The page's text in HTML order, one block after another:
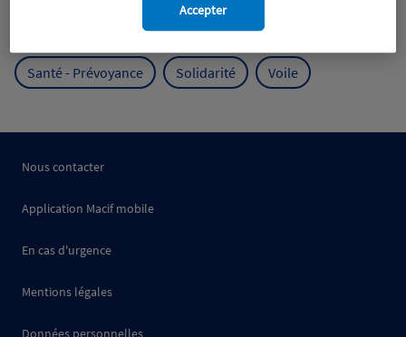
Protection des océans Prévention
Santé - Prévoyance Solidarité Voile
Nous contacter
Application Macif mobile
En cas d'urgence
Mentions légales
Données personnelles
Accepter